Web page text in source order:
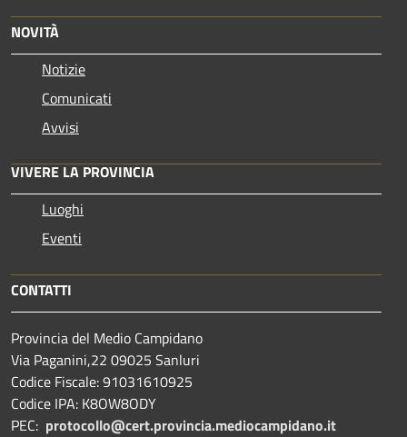
NOVITÀ
Notizie
Comunicati
Avvisi
VIVERE LA PROVINCIA
Luoghi
Eventi
CONTATTI
Provincia del Medio Campidano
Via Paganini,22 09025 Sanluri
Codice Fiscale: 91031610925
Codice IPA: K8OW8ODY
PEC: protocollo@cert.provincia.mediocampidano.it